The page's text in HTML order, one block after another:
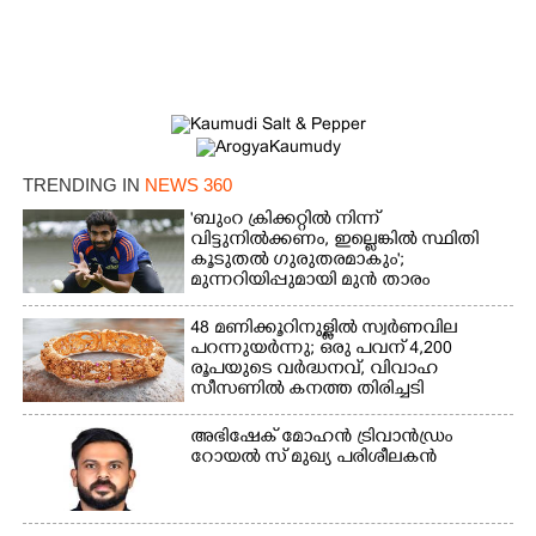
TRENDING IN NEWS 360
'ബുംറ ക്രിക്കറ്റിൽ നിന്ന്
വിട്ടുനിൽക്കണം, ഇല്ലെങ്കിൽ സ്ഥിതി
കൂടുതൽ ഗുരുതരമാകും';
മുന്നറിയിപ്പുമായി മുൻ താരം
48 മണിക്കൂറിനുള്ളിൽ സ്വർണവില
പറന്നുയർന്നു; ഒരു പവന് 4,200
രൂപയുടെ വർദ്ധനവ്, വിവാഹ
സീസണിൽ കനത്ത തിരിച്ചടി
അഭിഷേക് മോഹൻ ട്രിവാൻഡ്രം
റോയൽ സ് മുഖ്യ പരിശീലകൻ